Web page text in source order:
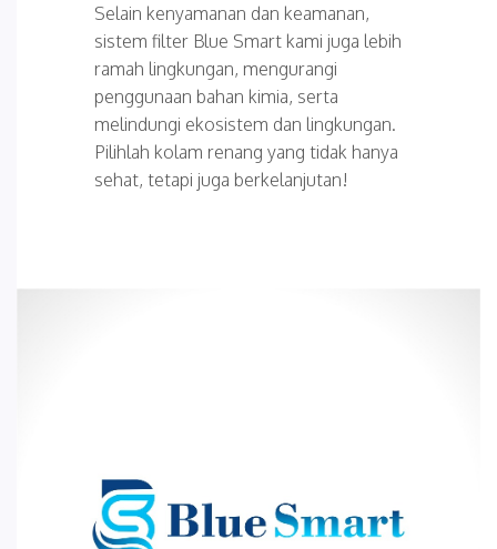
Selain kenyamanan dan keamanan,
sistem filter Blue Smart kami juga lebih
ramah lingkungan, mengurangi
penggunaan bahan kimia, serta
melindungi ekosistem dan lingkungan.
Pilihlah kolam renang yang tidak hanya
sehat, tetapi juga berkelanjutan!